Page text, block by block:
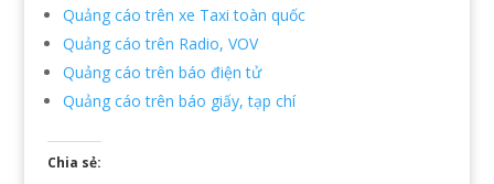
Quảng cáo trên xe Taxi toàn quốc
Quảng cáo trên Radio, VOV
Quảng cáo trên báo điện tử
Quảng cáo trên báo giấy, tạp chí
Chia sẻ: